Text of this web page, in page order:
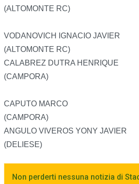
(ALTOMONTE RC)
VODANOVICH IGNACIO JAVIER
(ALTOMONTE RC)
CALABREZ DUTRA HENRIQUE
(CAMPORA)
CAPUTO MARCO
(CAMPORA)
ANGULO VIVEROS YONY JAVIER
(DELIESE)
Non perderti nessuna notizia di